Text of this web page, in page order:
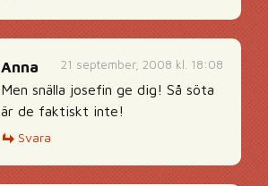
21 september, 2008 kl. 18:08
Anna
Men snälla josefin ge dig! Så söta
är de faktiskt inte!
Svara